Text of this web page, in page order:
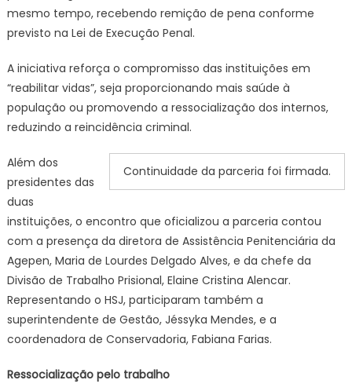
mesmo tempo, recebendo remição de pena conforme
previsto na Lei de Execução Penal.
A iniciativa reforça o compromisso das instituições em
“reabilitar vidas”, seja proporcionando mais saúde à
população ou promovendo a ressocialização dos internos,
reduzindo a reincidência criminal.
Continuidade da parceria foi firmada.
Além dos
presidentes das
duas
instituições, o encontro que oficializou a parceria contou
com a presença da diretora de Assistência Penitenciária da
Agepen, Maria de Lourdes Delgado Alves, e da chefe da
Divisão de Trabalho Prisional, Elaine Cristina Alencar.
Representando o HSJ, participaram também a
superintendente de Gestão, Jéssyka Mendes, e a
coordenadora de Conservadoria, Fabiana Farias.
Ressocialização pelo trabalho